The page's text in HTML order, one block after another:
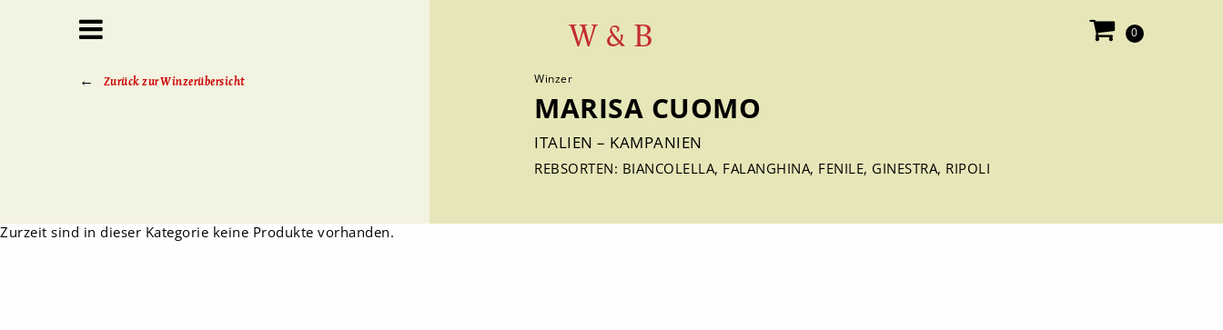
0
W & B
Zurück zur Winzerübersicht Winzer
MARISA CUOMO
ITALIEN – KAMPANIEN
REBSORTEN: BIANCOLELLA, FALANGHINA, FENILE, GINESTRA, RIPOLI
Zurzeit sind in dieser Kategorie keine Produkte vorhanden.